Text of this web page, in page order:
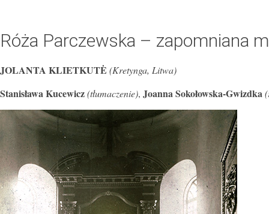
Róża Parczewska – zapomniana
JOLANTA KLIETKUTĖ (Kretynga, Litwa)
Stanisława Kucewicz(tłumaczenie), Joanna Sokołowska-Gwizdka